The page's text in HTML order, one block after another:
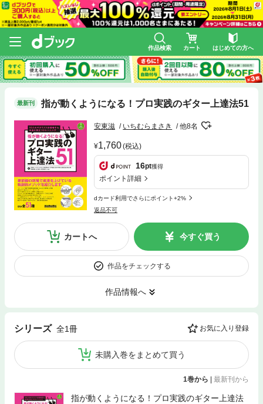
作品検索 カート はじめての方へ
最新刊 指が動くようになる！プロ実践のギター上達法51
安東滋 いちむらまさき 他8名
1,760(税込)
16pt獲得
ポイント詳細
dカード利用でさらにポイント+2%
返品不可
カートへ 今すぐ買う
作品をチェックする
作品情報へ
シリーズ 全1冊 お気に入り登録
未購入巻をまとめて買う
1巻から 最新刊から
指が動くようになる！プロ実践のギター上達法